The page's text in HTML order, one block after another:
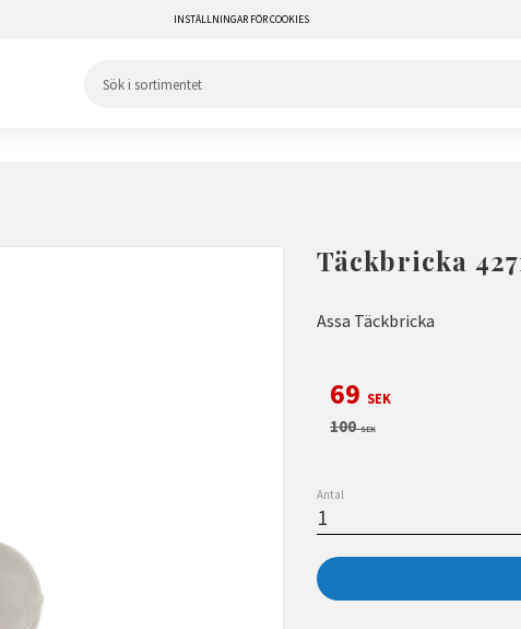
INSTÄLLNINGAR FÖR COOKIES
Täckbricka
Assa Täckbricka
Nedsatt pris:
69 SEK
Ordinarie pris:
100SEK
Antal